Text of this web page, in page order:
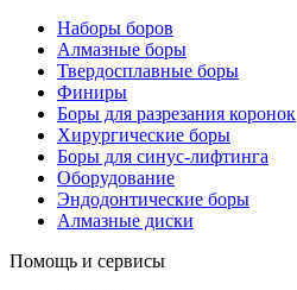
Наборы боров
Алмазные боры
Твердосплавные боры
Финиры
Боры для разрезания коронок
Хирургические боры
Боры для синус-лифтинга
Оборудование
Эндодонтические боры
Алмазные диски
Помощь и сервисы